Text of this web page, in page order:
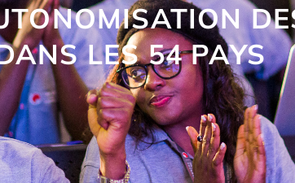
LES 54 PAYS